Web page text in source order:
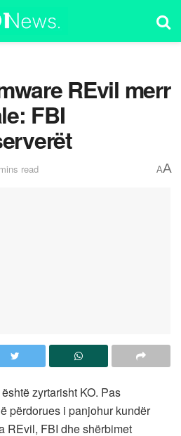
REvil merr
FBI
read AA
zyrtarisht KO. Pas
përdorues i panjohur kundër
REvil, FBI dhe shërbimet